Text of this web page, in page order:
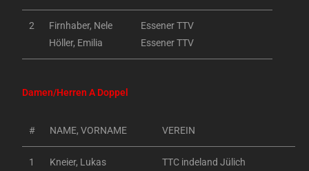
2
Firnhaber, Nele
Höller, Emilia
Essener TTV
Essener TTV
Damen/Herren A Doppel
# NAME, VORNAME VEREIN
1
Kneier, Lukas
TTC indeland Jülich